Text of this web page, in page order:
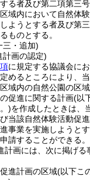
る者及び第二項第三
区域内において自然体
ようとする者及び第
ものとする。
三・追加)
計画の認定)
に規定する協議会に
めるところにより、
域内の自然公園の区
促進に関する計画(以
)を作成したときは、
当該自然体験活動促
事業を実施しようと
請することができる。
計画には、次に掲げる
進計画の区域(以下こ